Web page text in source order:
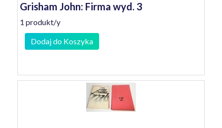
Grisham John: Firma wyd. 3
1 produkt/y
Dodaj do Koszyka